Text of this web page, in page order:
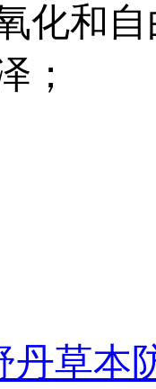
化和
；
丹草本